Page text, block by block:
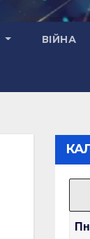
ВІЙНА
Пн